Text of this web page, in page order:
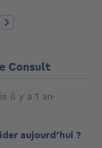
Page suivante
Consult
il y a 1 an·
aujourd’hui ?